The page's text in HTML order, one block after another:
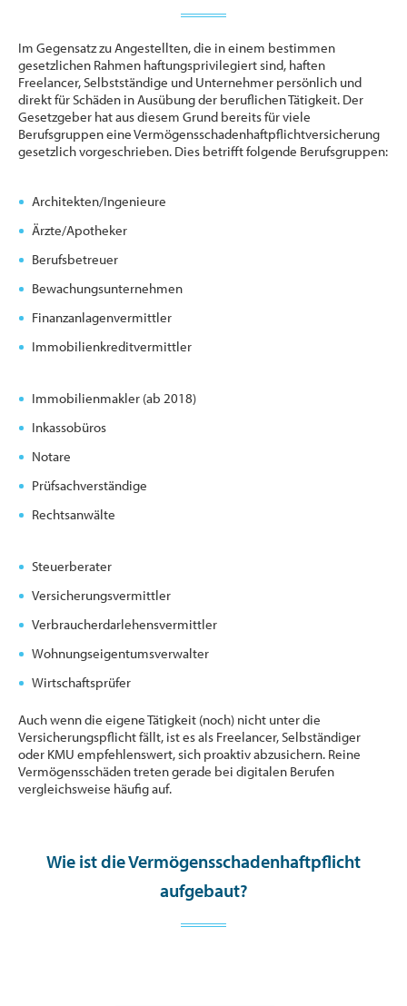
Im Gegensatz zu Angestellten, die in einem bestimmen
gesetzlichen Rahmen haftungsprivilegiert sind, haften
Freelancer, Selbstständige und Unternehmer persönlich und
direkt für Schäden in Ausübung der beruflichen Tätigkeit. Der
Gesetzgeber hat aus diesem Grund bereits für viele
Berufsgruppen eine Vermögensschadenhaftpflichtversicherung
gesetzlich vorgeschrieben. Dies betrifft folgende Berufsgruppen:
Architekten/Ingenieure
Ärzte/Apotheker
Berufsbetreuer
Bewachungsunternehmen
Finanzanlagenvermittler
Immobilienkreditvermittler
Immobilienmakler (ab 2018)
Inkassobüros
Notare
Prüfsachverständige
Rechtsanwälte
Steuerberater
Versicherungsvermittler
Verbraucherdarlehensvermittler
Wohnungseigentumsverwalter
Wirtschaftsprüfer
Auch wenn die eigene Tätigkeit (noch) nicht unter die
Versicherungspflicht fällt, ist es als Freelancer, Selbständiger
oder KMU empfehlenswert, sich proaktiv abzusichern. Reine
Vermögensschäden treten gerade bei digitalen Berufen
vergleichsweise häufig auf.
Wie ist die Vermögensschadenhaftpflicht
aufgebaut?